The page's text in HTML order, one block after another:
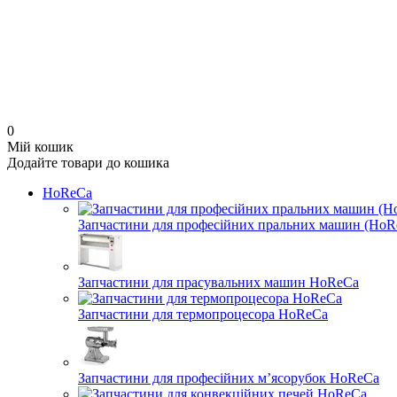
0
Мій кошик
Додайте товари до кошика
HoReCa
Запчастини для професійних пральних машин
Запчастини для прасувальних машин HoReCa
Запчастини для термопроцесора HoReCa
Запчастини для професійних м’ясорубок HoReCa